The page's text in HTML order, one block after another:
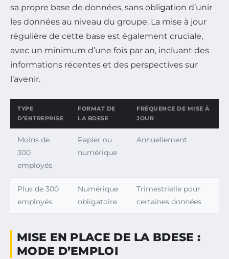
sa propre base de données, sans obligation d’unir
les données au niveau du groupe. La mise à jour
régulière de cette base est également cruciale,
avec un minimum d’une fois par an, incluant des
informations récentes et des perspectives sur
l’avenir.
TYPE
D’ENTREPRISE
FORMAT DE
LA BDESE
FRÉQUENCE DE MISE À
JOUR
Moins de
300
employés
Papier ou
numérique
Annuellement
Plus de 300
employés
Numérique
obligatoire
Trimestrielle pour
certaines données
MISE EN PLACE DE LA BDESE :
MODE D’EMPLOI